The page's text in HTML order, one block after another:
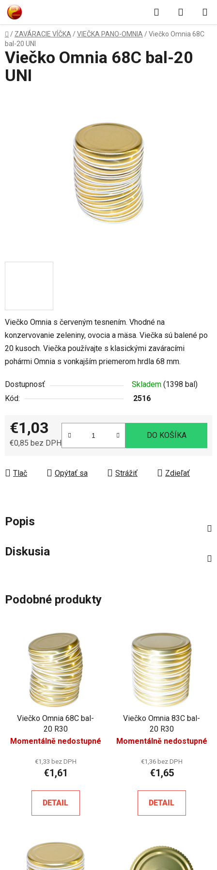
Prejsť
na
obsah
Hľadať
KOŠÍK
Domov
/ ZAVÁRACIE VÍČKA /VIEČKA PANO-OMNIA /Viečko Omnia 68C
bal-20 UNI
Viečko Omnia s červeným tesnením. Vhodné na
konzervovanie zeleniny, ovocia a mäsa. Viečka sú balené po
20 kusoch. Viečka používajte s klasickými zaváracími
pohármi Omnia s vonkajším priemerom hrdla 68 mm.
Dostupnosť Skladem (1398 bal)
Kód:
2516
€1,03
€0,85 bez DPH
DO KOŠÍKA
Tlač Opýtať sa Strážiť Zdieľať
Viečko Omnia 68C bal-20
UNI
Popis
Diskusia
Podobné produkty
Viečko Omnia 68C bal-
20 R30
Momentálně nedostupné
€1,33 bez DPH
€1,61
DETAIL
Viečko Omnia 83C bal-
20 R30
Momentálně nedostupné
€1,36 bez DPH
€1,65
DETAIL